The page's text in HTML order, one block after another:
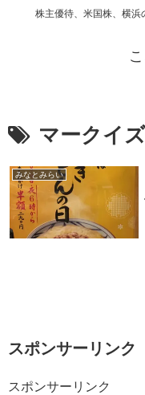
株主優待、米国株、横浜
マークイズ
みなとみらい
スポンサーリンク
スポンサーリンク